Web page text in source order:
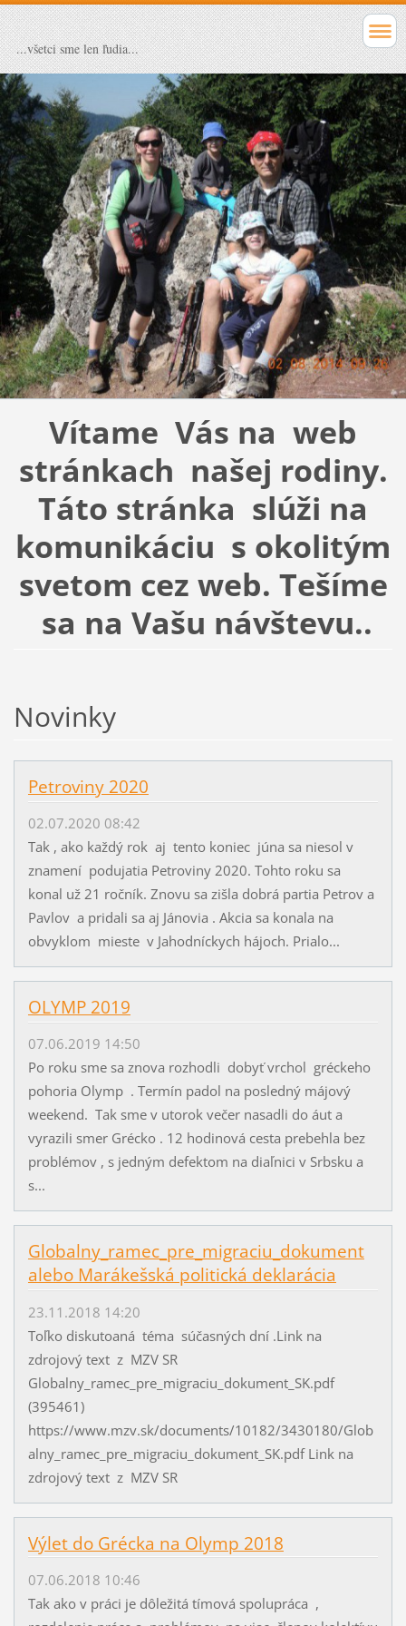
...všetci sme len ľudia...
Vítame Vás na web
stránkach našej rodiny.
Táto stránka slúži na
komunikáciu s okolitým
svetom cez web. Tešíme
sa na Vašu návštevu..
Novinky
Petroviny 2020
02.07.2020 08:42
Tak , ako každý rok aj tento koniec júna sa niesol v
znamení podujatia Petroviny 2020. Tohto roku sa
konal už 21 ročník. Znovu sa zišla dobrá partia Petrov a
Pavlov a pridali sa aj Jánovia . Akcia sa konala na
obvyklom mieste v Jahodníckych hájoch. Prialo...
OLYMP 2019
07.06.2019 14:50
Po roku sme sa znova rozhodli dobyť vrchol gréckeho
pohoria Olymp . Termín padol na posledný májový
weekend. Tak sme v utorok večer nasadli do áut a
vyrazili smer Grécko . 12 hodinová cesta prebehla bez
problémov , s jedným defektom na diaľnici v Srbsku a
s...
Globalny_ramec_pre_migraciu_dokument
alebo Marákešská politická deklarácia
23.11.2018 14:20
Toľko diskutoaná téma súčasných dní .Link na
zdrojový text z MZV SR
Globalny_ramec_pre_migraciu_dokument_SK.pdf
(395461)
https://www.mzv.sk/documents/10182/3430180/Glob
alny_ramec_pre_migraciu_dokument_SK.pdf Link na
zdrojový text z MZV SR
Výlet do Grécka na Olymp 2018
07.06.2018 10:46
Tak ako v práci je dôležitá tímová spolupráca ,